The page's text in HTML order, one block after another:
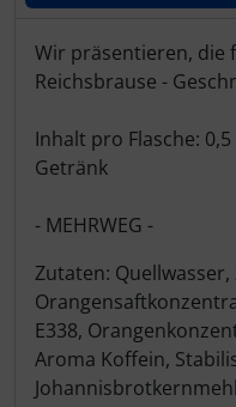
Wir präsentieren, die
Reichsbrause -
Inhalt pro Flasche:
Getränk
- MEHRWEG -
Zutaten:
E338,
Aroma Koffein,
Johannisbrotkernmehl